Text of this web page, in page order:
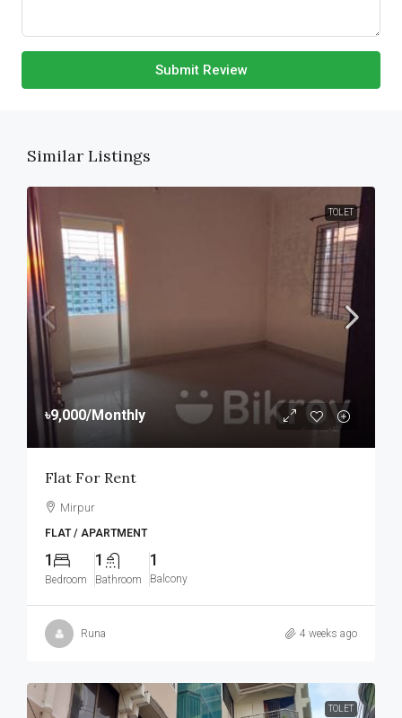
Submit Review
Similar Listings
TOLET
৳9,000/Monthly
Flat For Rent
Mirpur
FLAT / APARTMENT
1
Bedroom
1
Bathroom
1
Balcony
Runa 4 weeks ago
TOLET